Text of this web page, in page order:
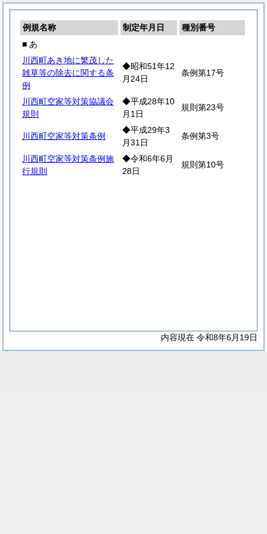
例規名称 制定年月日
種別番号
■ あ
川西町あき地に繁茂した
雑草等の除去に関する条
例
◆昭和51年12
月24日
条例第17号
川西町空家等対策協議会
規則
◆平成28年10
月1日
規則第23号
川西町空家等対策条例
◆平成29年3
月31日
条例第3号
川西町空家等対策条例施
行規則
◆令和6年6月
28日
規則第10号
内容現在 令和8年6月19日